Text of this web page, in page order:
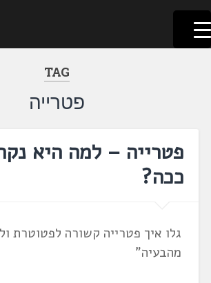
דלג
לתוכן
לשוניאדה
עברית. לשון. שפה
TAG
פטרייה
פטרייה – למה היא
ככה?
גלו איך פטרייה קשורה לפטוטרת
מהבעיה"